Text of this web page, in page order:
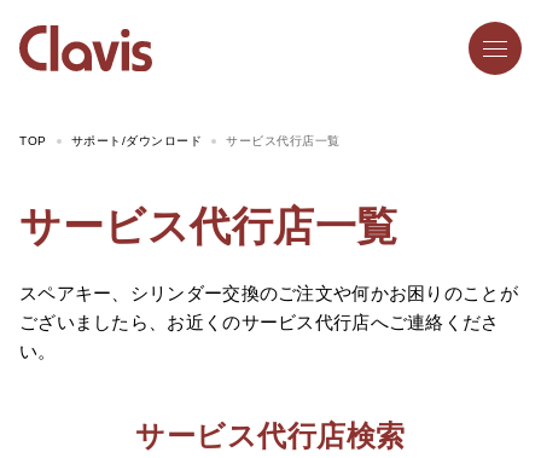
TOP サポート/ダウンロード サービス代行店一覧
サービス代行店一覧
スペアキー、シリンダー交換のご注文や何かお困りのことが
ございましたら、お近くのサービス代行店へご連絡くださ
い。
サービス代行店検索